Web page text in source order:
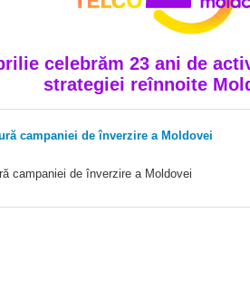
celebrăm 23 ani de
strategiei reînnoite
campaniei de înverzire a Moldovei
campaniei de înverzire a Moldovei